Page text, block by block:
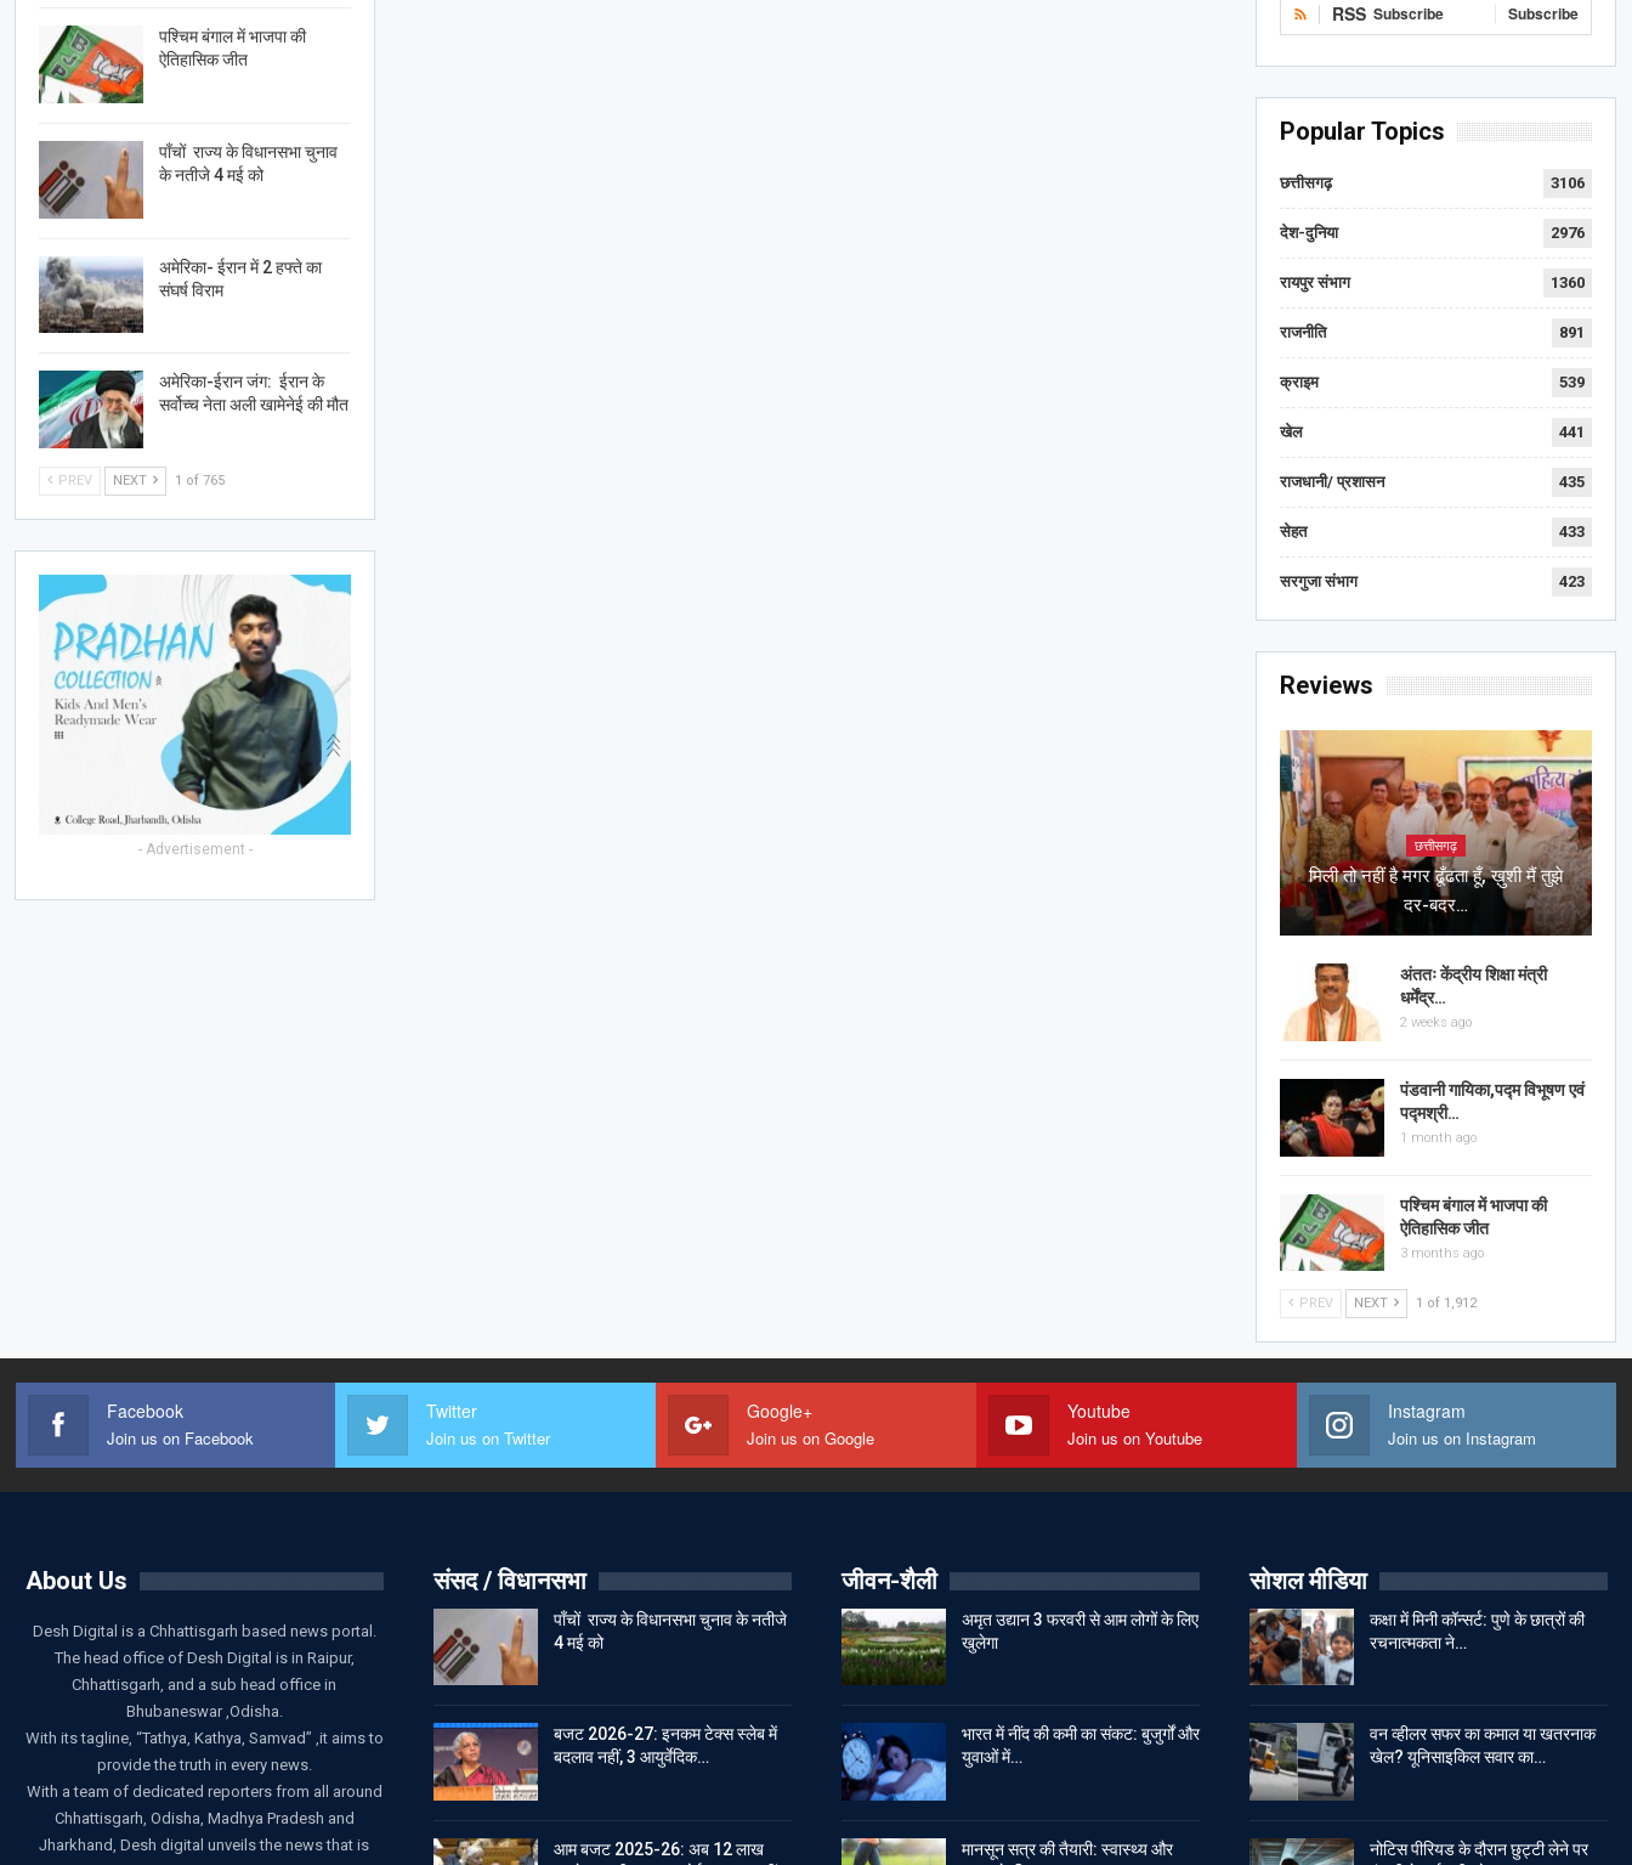
RSS Subscribe Subscribe
Popular Topics
छत्तीसगढ़ 3106
देश-दुनिया 2976
रायपुर संभाग 1360
राजनीति 891
क्राइम 539
खेल 441
राजधानी/ प्रशासन 435
सेहत 433
सरगुजा संभाग 423
Reviews
छत्तीसगढ़
मिली तो नहीं है मगर ढूँढता हूँ, ख़ुशी मैं तुझे
दर-बदर…
अंततः केंद्रीय शिक्षा मंत्री
धर्मेंद्र…
2 weeks ago
पंडवानी गायिका,पद्म विभूषण एवं
पद्मश्री…
1 month ago
पश्चिम बंगाल में भाजपा की
ऐतिहासिक जीत
3 months ago
PREV NEXT 1 of 1,912
पश्चिम बंगाल में भाजपा की
ऐतिहासिक जीत
पाँचों राज्य के विधानसभा चुनाव
के नतीजे 4 मई को
अमेरिका- ईरान में 2 हफ्ते का
संघर्ष विराम
अमेरिका-ईरान जंग: ईरान के
सर्वोच्च नेता अली खामेनेई की मौत
PREV NEXT 1 of 765
- Advertisement -
Facebook
Join us on Facebook
Twitter
Join us on Twitter
Google+
Join us on Google
Youtube
Join us on Youtube
Instagram
Join us on Instagram
About Us
Desh Digital is a Chhattisgarh based news portal.
The head office of Desh Digital is in Raipur,
Chhattisgarh, and a sub head office in
Bhubaneswar ,Odisha.
With its tagline, “Tathya, Kathya, Samvad” ,it aims to
provide the truth in every news.
With a team of dedicated reporters from all around
Chhattisgarh, Odisha, Madhya Pradesh and
Jharkhand, Desh digital unveils the news that is
संसद / विधानसभा
पाँचों राज्य के विधानसभा चुनाव के नतीजे
4 मई को
बजट 2026-27: इनकम टेक्स स्लेब में
बदलाव नहीं, 3 आयुर्वेदिक…
आम बजट 2025-26: अब 12 लाख
जीवन-शैली
अमृत उद्यान 3 फरवरी से आम लोगों के लिए
खुलेगा
भारत में नींद की कमी का संकट: बुजुर्गों और
युवाओं में…
मानसून सत्र की तैयारी: स्वास्थ्य और
सोशल मीडिया
कक्षा में मिनी कॉन्सर्ट: पुणे के छात्रों की
रचनात्मकता ने…
वन व्हीलर सफर का कमाल या खतरनाक
खेल? यूनिसाइकिल सवार का…
नोटिस पीरियड के दौरान छुट्टी लेने पर